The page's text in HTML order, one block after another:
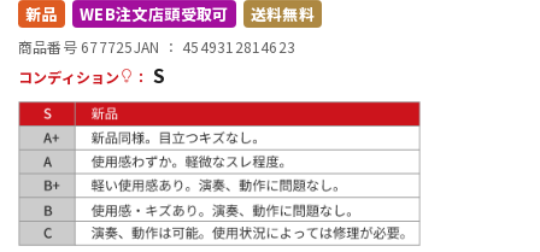
配信/ライブ機器
中古 ヴィンテージ
新品 WEB注文店頭受取可 送料無料
商品番号 677725JAN ： 4549312814623
コンディション
： S